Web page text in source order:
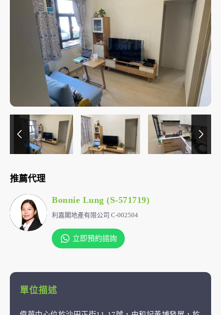
推薦代理
Bonnie Lung (S-571719)
利嘉閣地產有限公司 C-002504
立即預約諮詢
單位描述